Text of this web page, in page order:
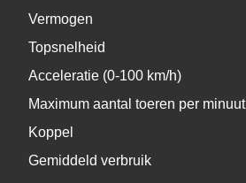
Vermogen
Topsnelheid
Acceleratie (0-100 km/h)
Maximum aantal toeren per minuut
Koppel
Gemiddeld verbruik